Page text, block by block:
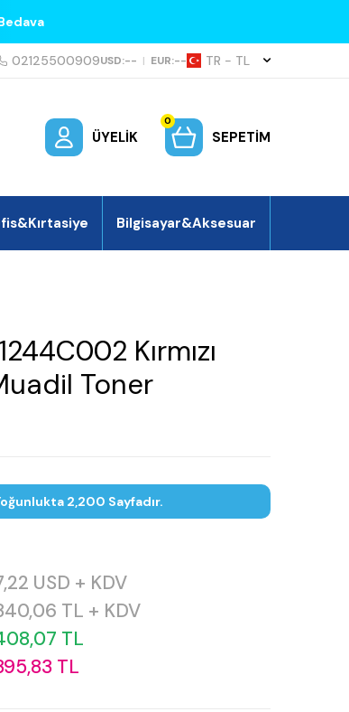
02125500909USD:-- | EUR:-- TR − TL
ÜYELIK
0
SEPETIM
Bilgisayar&Aksesuar
Kırmızı
Toner
2,200 Sayfadır.
USD + KDV
TL + KDV
TL
TL